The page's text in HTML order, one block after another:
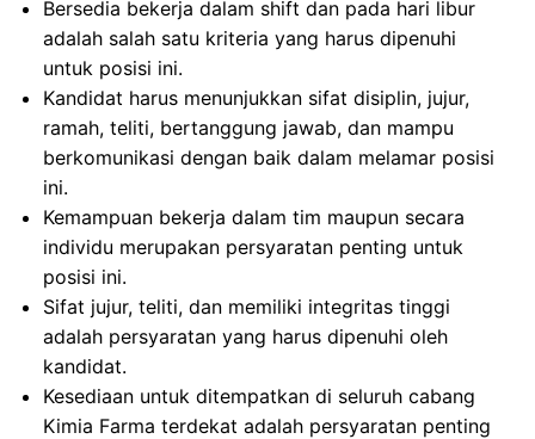
Bersedia bekerja dalam shift dan pada hari libur
adalah salah satu kriteria yang harus dipenuhi
untuk posisi ini.
Kandidat harus menunjukkan sifat disiplin, jujur,
ramah, teliti, bertanggung jawab, dan mampu
berkomunikasi dengan baik dalam melamar posisi
ini.
Kemampuan bekerja dalam tim maupun secara
individu merupakan persyaratan penting untuk
posisi ini.
Sifat jujur, teliti, dan memiliki integritas tinggi
adalah persyaratan yang harus dipenuhi oleh
kandidat.
Kesediaan untuk ditempatkan di seluruh cabang
Kimia Farma terdekat adalah persyaratan penting